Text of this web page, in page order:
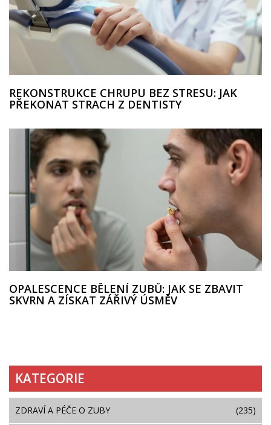
REKONSTRUKCE CHRUPU BEZ STRESU: JAK
PŘEKONAT STRACH Z DENTISTY
OPALESCENCE BĚLENÍ ZUBŮ: JAK SE ZBAVIT
SKVRN A ZÍSKAT ZÁŘIVÝ ÚSMĚV
KATEGORIE
ZDRAVÍ A PÉČE O ZUBY (235)